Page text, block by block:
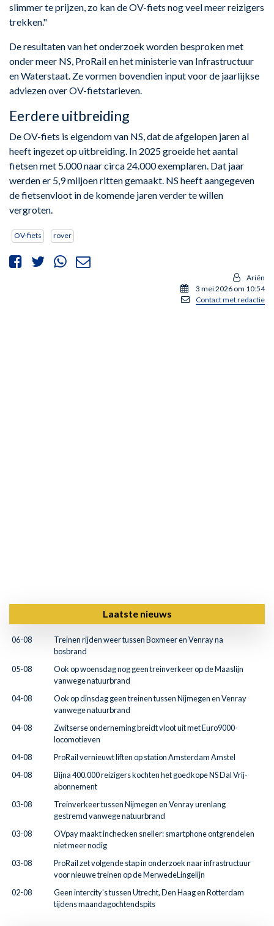
slimmer te prijzen, zo kan de OV-fiets nog veel meer reizigers
trekken."
De resultaten van het onderzoek worden besproken met
onder meer NS, ProRail en het ministerie van Infrastructuur
en Waterstaat. Ze vormen bovendien input voor de jaarlijkse
adviezen over OV-fietstarieven.
Eerdere uitbreiding
De OV-fiets is eigendom van NS, dat de afgelopen jaren al
heeft ingezet op uitbreiding. In 2025 groeide het aantal
fietsen met 5.000 naar circa 24.000 exemplaren. Dat jaar
werden er 5,9 miljoen ritten gemaakt. NS heeft aangegeven
de fietsenvloot in de komende jaren verder te willen
vergroten.
OV-fiets rover
Ariën
3 mei 2026 om 10:54
Contact met redactie
Laatste nieuws
06-08
Treinen rijden weer tussen Boxmeer en Venray na
bosbrand
05-08
Ook op woensdag nog geen treinverkeer op de Maaslijn
vanwege natuurbrand
04-08
Ook op dinsdag geen treinen tussen Nijmegen en Venray
vanwege natuurbrand
04-08
Zwitserse onderneming breidt vloot uit met Euro9000-
locomotieven
04-08
ProRail vernieuwt liften op station Amsterdam Amstel
04-08
Bijna 400.000 reizigers kochten het goedkope NS Dal Vrij-
abonnement
03-08
Treinverkeer tussen Nijmegen en Venray urenlang
gestremd vanwege natuurbrand
03-08
OVpay maakt inchecken sneller: smartphone ontgrendelen
niet meer nodig
03-08
ProRail zet volgende stap in onderzoek naar infrastructuur
voor nieuwe treinen op de MerwedeLingelijn
02-08
Geen intercity's tussen Utrecht, Den Haag en Rotterdam
tijdens maandagochtendspits